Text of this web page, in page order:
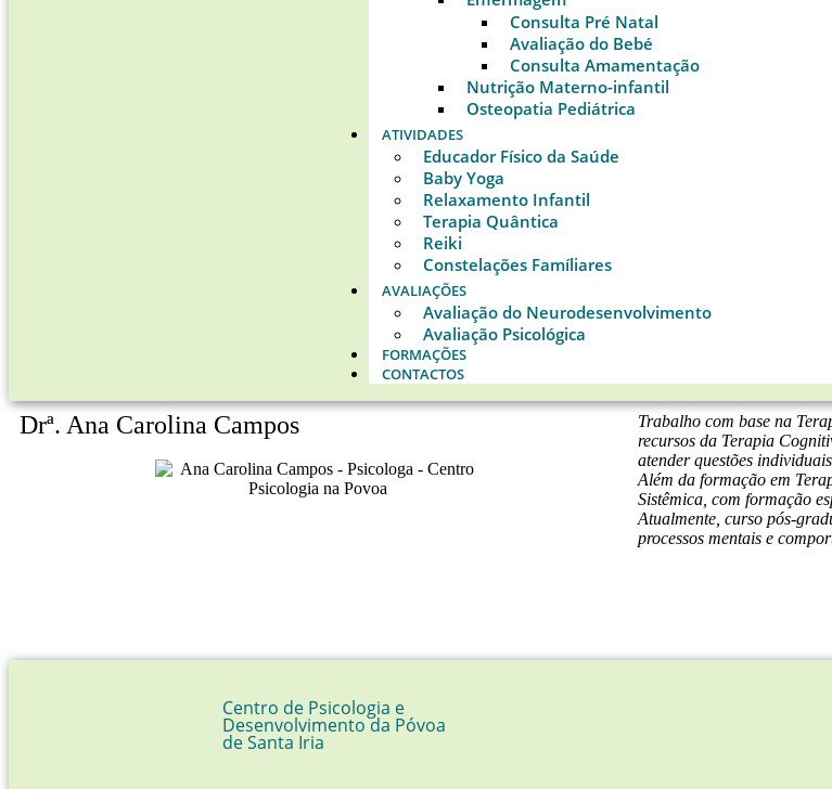
Consulta Pré Natal
Avaliação do Bebé
Consulta Amamentação
Nutrição Materno-infantil
Osteopatia Pediátrica
ATIVIDADES
Educador Físico da Saúde
Baby Yoga
Relaxamento Infantil
Terapia Quântica
Reiki
Constelações Famíliares
AVALIAÇÕES
Avaliação do Neurodesenvolvimento
Avaliação Psicológica
FORMAÇÕES
CONTACTOS
Drª. Ana Carolina Campos
Trabalho com base na
recursos da Terapia
atender questões
Além da formação em
Sistêmica, com formação
Atualmente, curso pós-
processos mentais e
Centro de Psicologia e
Desenvolvimento da Póvoa
de Santa Iria